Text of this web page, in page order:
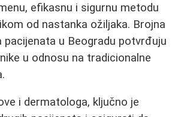
efikasnu i sigurnu metodu
od nastanka ožiljaka. Brojna
u Beogradu potvrđuju
u odnosu na tradicionalne
i dermatologa, ključno je